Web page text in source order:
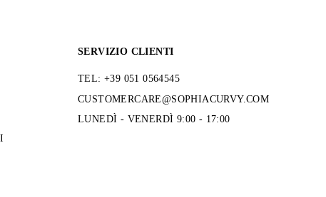
SERVIZIO CLIENTI
TEL: +39 051 0564545
CUSTOMERCARE@SOPHIACURVY.COM
LUNEDÌ - VENERDÌ 9:00 - 17:00